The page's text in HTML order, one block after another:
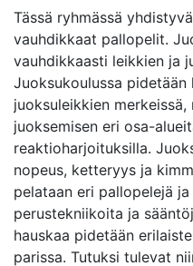
Tässä ryhmässä
vauhdikkaat pallopelit.
vauhdikkaasti leikkien ja
Juoksukoulussa pidetään
juoksuleikkien
juoksemisen eri osa-
reaktioharjoituksilla.
nopeus, ketteryys ja
pelataan eri pallopelejä
perustekniikoita ja
hauskaa pidetään
parissa. Tutuksi tulevat